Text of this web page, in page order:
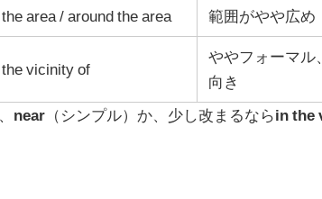
the area / around the area 範囲がやや広め
the vicinity of
ややフォーマル
向き
near （シンプル）か、少し改まるならin the